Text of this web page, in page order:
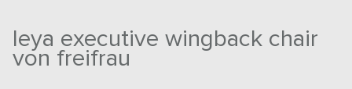
leya executive wingback chair
von freifrau